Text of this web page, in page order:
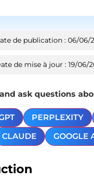
de publication : 06/06/
de mise à jour : 19/06/
ask questions
PERPLEXITY
CLAUDE
GOOGLE